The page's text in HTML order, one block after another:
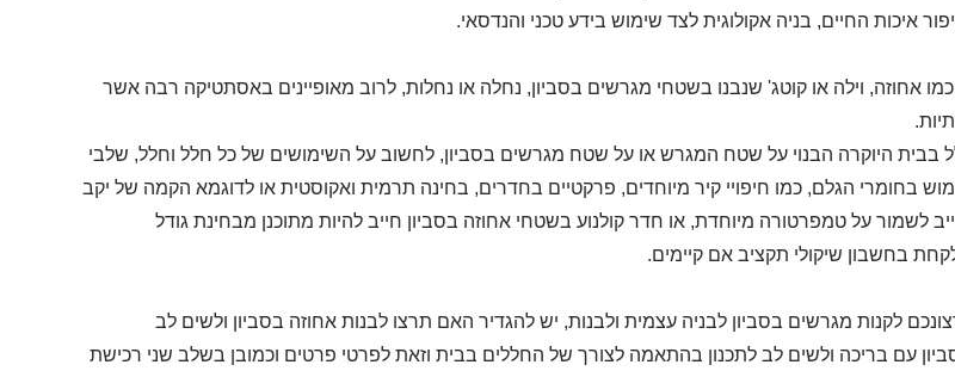
איכות החיים, בניה אקולוגית לצד שימוש בידע טכני והנדסאי.
כמו אחוזה, וילה או קוטג' שנבנו בשטחי מגרשים בסביון, נחלה או נחלות, לרוב מאופיינים באסתטיקה רבה אשר
בבית היוקרה הבנוי על שטח המגרש או על שטח מגרשים בסביון, לחשוב על השימושים של כל חלל וחלל, שלבי
בחומרי הגלם, כמו חיפויי קיר מיוחדים, פרקטיים בחדרים, בחינה תרמית ואקוסטית או לדוגמא הקמה של יקב
לשמור על טמפרטורה מיוחדת, או חדר קולנוע בשטחי אחוזה בסביון חייב להיות מתוכנן מבחינת גודל
בחשבון שיקולי תקציב אם קיימים.
לקנות מגרשים בסביון לבניה עצמית ולבנות, יש להגדיר האם תרצו לבנות אחוזה בסביון ולשים לב
עם בריכה ולשים לב לתכנון בהתאמה לצורך של החללים בבית וזאת לפרטי פרטים וכמובן בשלב שני רכישת